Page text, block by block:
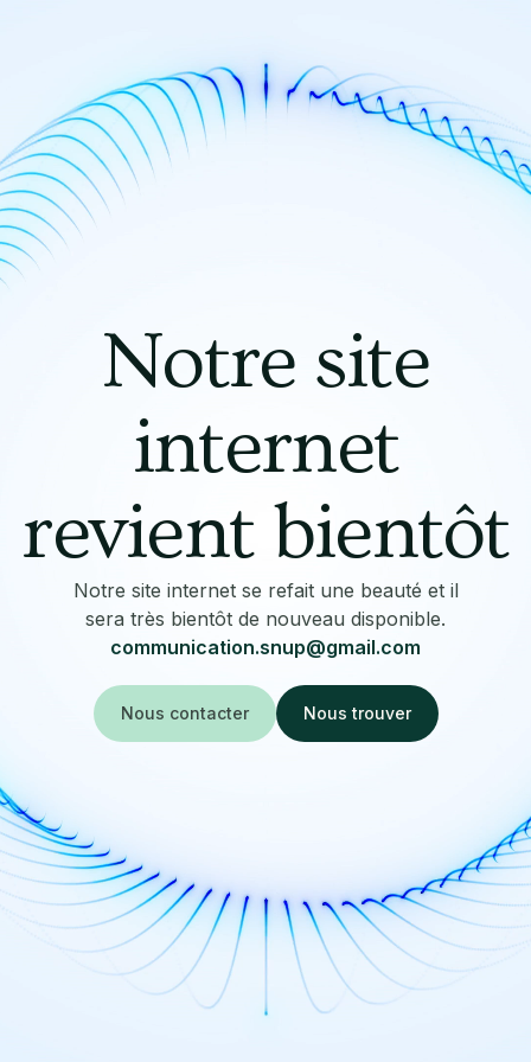
Notre site
internet
revient bientôt
Notre site internet se refait une beauté et il
sera très bientôt de nouveau disponible.
communication.snup@gmail.com
Nous contacter Nous trouver